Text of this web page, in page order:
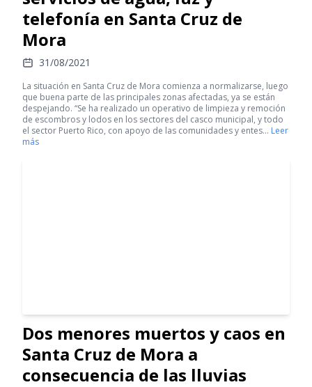
telefonía en Santa Cruz de
Mora
31/08/2021
La situación en Santa Cruz de Mora comienza a normalizarse, luego
que buena parte de las principales zonas afectadas, ya se están
despejando. “Se ha realizado un operativo de limpieza y remoción
de escombros y lodos en los sectores del casco municipal, y todo
el sector Puerto Rico, con apoyo de las comunidades y entes… Leer
más
Dos menores muertos y caos en
Santa Cruz de Mora a
consecuencia de las lluvias